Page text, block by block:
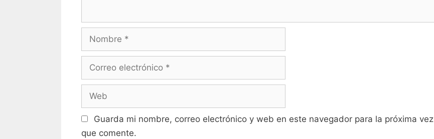
Guarda mi nombre, correo electrónico y web en este navegador para la próxima vez
que comente.